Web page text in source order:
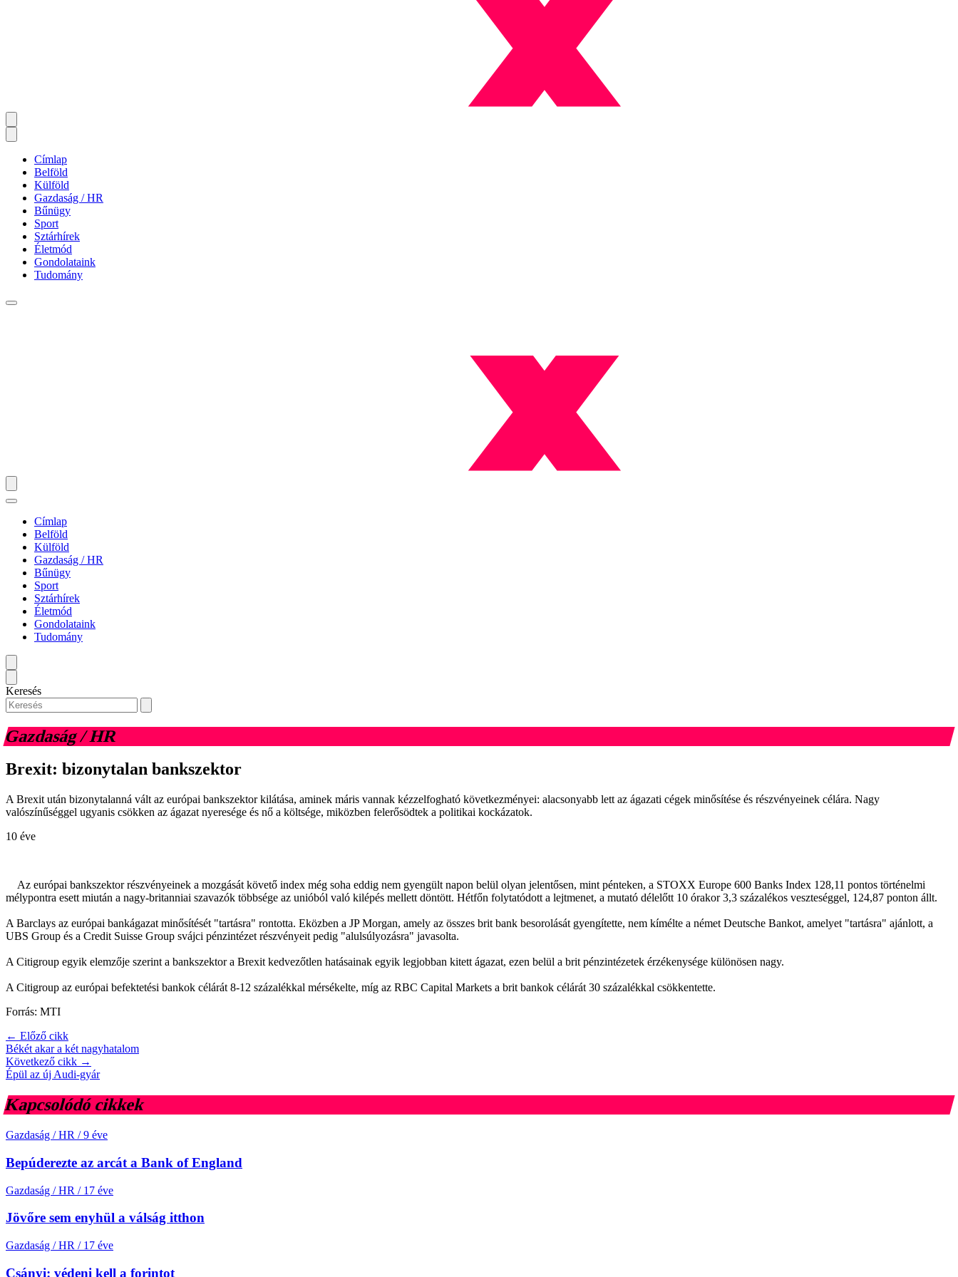
Címlap
Belföld
Külföld
Gazdaság / HR
Bűnügy
Sport
Sztárhírek
Életmód
Gondolataink
Tudomány
Címlap
Belföld
Külföld
Gazdaság / HR
Bűnügy
Sport
Sztárhírek
Életmód
Gondolataink
Tudomány
Keresés
Gazdaság / HR
Brexit: bizonytalan bankszektor
A Brexit után bizonytalanná vált az európai bankszektor kilátása, aminek máris vannak kézzelfogható következményei: alacsonyabb lett az ágazati cégek minősítése és részvényeinek célára. Nagy
valószínűséggel ugyanis csökken az ágazat nyeresége és nő a költsége, miközben felerősödtek a politikai kockázatok.
10 éve
Az európai bankszektor részvényeinek a mozgását követő index még soha eddig nem gyengült napon belül olyan jelentősen, mint pénteken, a STOXX Europe 600 Banks Index 128,11 pontos történelmi
mélypontra esett miután a nagy-britanniai szavazók többsége az unióból való kilépés mellett döntött. Hétfőn folytatódott a lejtmenet, a mutató délelőtt 10 órakor 3,3 százalékos veszteséggel, 124,87 ponton állt.
A Barclays az európai bankágazat minősítését "tartásra" rontotta. Eközben a JP Morgan, amely az összes brit bank besorolását gyengítette, nem kímélte a német Deutsche Bankot, amelyet "tartásra" ajánlott, a
UBS Group és a Credit Suisse Group svájci pénzintézet részvényeit pedig "alulsúlyozásra" javasolta.
A Citigroup egyik elemzője szerint a bankszektor a Brexit kedvezőtlen hatásainak egyik legjobban kitett ágazat, ezen belül a brit pénzintézetek érzékenysége különösen nagy.
A Citigroup az európai befektetési bankok célárát 8-12 százalékkal mérsékelte, míg az RBC Capital Markets a brit bankok célárát 30 százalékkal csökkentette.
Forrás: MTI
← Előző cikk
Békét akar a két nagyhatalom
Következő cikk →
Épül az új Audi-gyár
Kapcsolódó cikkek
Gazdaság / HR / 9 éve
Bepúderezte az arcát a Bank of England
Gazdaság / HR / 17 éve
Jövőre sem enyhül a válság itthon
Gazdaság / HR / 17 éve
Csányi: védeni kell a forintot